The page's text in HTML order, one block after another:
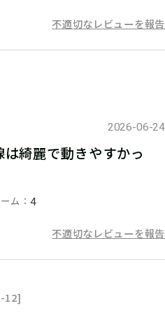
不適切なレビューを報告
2026-06-24
綺麗で動きやすかっ
ム 4
不適切なレビューを報告
12]